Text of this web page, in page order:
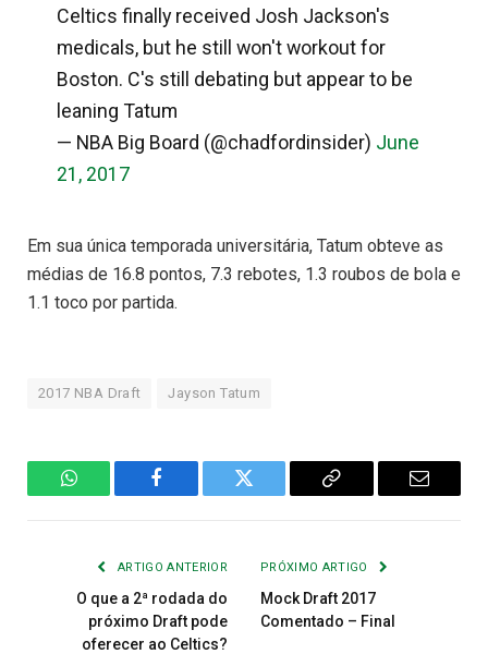
Celtics finally received Josh Jackson's
medicals, but he still won't workout for
Boston. C's still debating but appear to be
leaning Tatum
— NBA Big Board (@chadfordinsider) June
21, 2017
Em sua única temporada universitária, Tatum obteve as
médias de 16.8 pontos, 7.3 rebotes, 1.3 roubos de bola e
1.1 toco por partida.
2017 NBA Draft Jayson Tatum
WhatsAppFacebook Twitter
Copiar
E-
ARTIGO ANTERIOR
O que a 2ª rodada do
próximo Draft pode
oferecer ao Celtics?
PRÓXIMO ARTIGO
Mock Draft 2017
Comentado – Final